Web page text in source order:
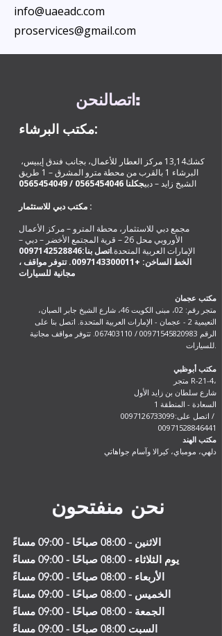
info@uaeadc.com
proservices@gmail.com
اتصالنحن
:
مكتب البرشاء:
البرشاء 1 بالقرب من محطة مترو المشرق – 1 طريق
الشيخ زايد – دبيجكلنا 0565454046
/
0565454049
مكتب دبي للاستثمار :
مجمع دبي للاستثمار، محطة المترو – مركز الأعمال
الأوروبي محل 26 – قرية المجتمع الأخضر – دبي –
الإمارات العربية المتحدة.اتصل بنا:0097142528846
، الخط الساخن: +0097143300011
. تتوفر مواقف
مكتب عجمان
متجر رقم: 02، مبنى الكويت 46، شارع الشيخ جابر الصبان،
النعيمية 2 - عجمان - الإمارات العربية المتحدة. اتصل بنا على
الرقم 00971545820983
/
067403110. تتوفر مواقف مجانية
للسيارات.
مكتب أبوظبي
متجر R-21-4،
شارع سلطان بن زايد الأول
السعادة - المنطقة 1
اتصل على:0097126733099 /
00971528846441
مكتب الهند
دلهي، مومباي، كيرالا وآسام جواهاتي
الاثنين - 08:00 صباحًا - 09:00 مساءً
يوم الثلاثاء - 08 :00 صباحًا - 09:00 مساءً
الأربعاء - 08:00 صباحًا - 09:00 مساءً
الخميس - 08:00 صباحًا - 09:00 مساءً
الجمعة - 08:00 صباحًا - 09:00 مساءً
السبت 08:00 صباحًا - 09:00 مساءً